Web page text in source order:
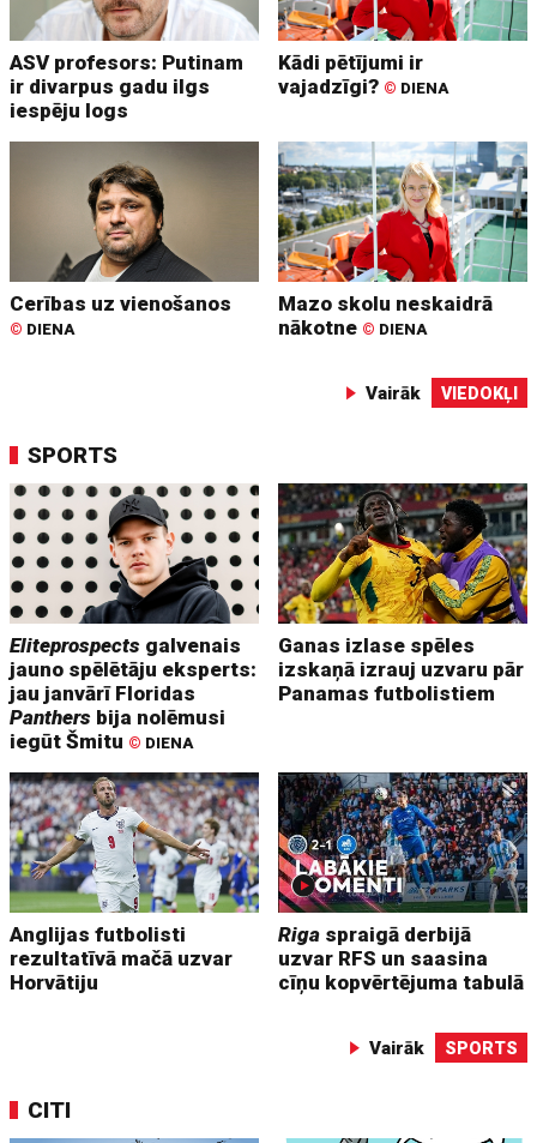
ASV profesors: Putinam
ir divarpus gadu ilgs
iespēju logs
Kādi pētījumi ir
vajadzīgi? © DIENA
Cerības uz vienošanos
© DIENA
Mazo skolu neskaidrā
nākotne © DIENA
Vairāk VIEDOKĻI
SPORTS
Eliteprospects galvenais
jauno spēlētāju eksperts:
jau janvārī Floridas
Panthers bija nolēmusi
iegūt Šmitu © DIENA
Ganas izlase spēles
izskaņā izrauj uzvaru pār
Panamas futbolistiem
Anglijas futbolisti
rezultatīvā mačā uzvar
Horvātiju
Riga spraigā derbijā
uzvar RFS un saasina
cīņu kopvērtējuma tabulā
Vairāk SPORTS
CITI